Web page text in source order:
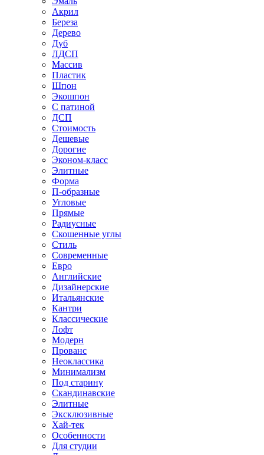
Акрил
Береза
Дерево
Дуб
ЛДСП
Массив
Пластик
Шпон
Экошпон
С патиной
ДСП
Стоимость
Дешевые
Дорогие
Эконом-класс
Элитные
Форма
П-образные
Угловые
Прямые
Радиусные
Скошенные углы
Стиль
Современные
Евро
Английские
Дизайнерские
Итальянские
Кантри
Классические
Лофт
Модерн
Прованс
Неоклассика
Минимализм
Под старину
Скандинавские
Элитные
Эксклюзивные
Хай-тек
Особенности
Для студии